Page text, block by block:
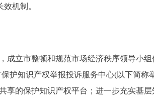
机制。
立市整顿和规范市场经济秩序领导小组
护知识产权举报投诉服务中心(以下简
享的保护知识产权平台；进一步充实基层